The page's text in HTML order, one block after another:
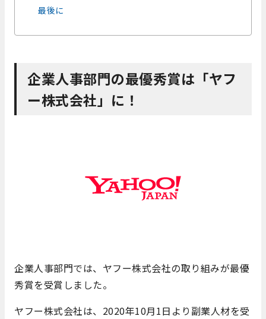
最後に
企業人事部門の最優秀賞は「ヤフ
ー株式会社」に！
企業人事部門では、ヤフー株式会社の取り組みが最優
秀賞を受賞しました。
ヤフー株式会社は、2020年10月1日より副業人材を受